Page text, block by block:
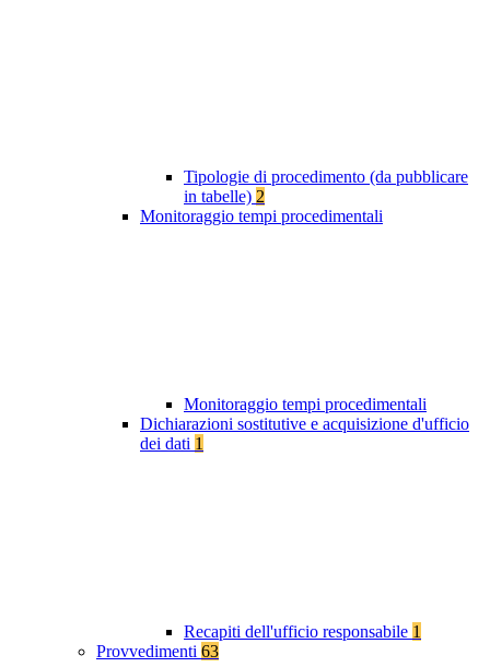
Tipologie di procedimento (da pubblicare
in tabelle) 2
Monitoraggio tempi procedimentali
Monitoraggio tempi procedimentali
Dichiarazioni sostitutive e acquisizione d'ufficio
dei dati 1
Recapiti dell'ufficio responsabile 1
Provvedimenti 63